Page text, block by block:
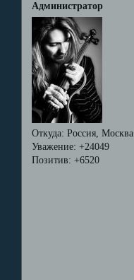
Администратор
Откуда: Россия, Москва
Уважение: +24049
Позитив: +6520